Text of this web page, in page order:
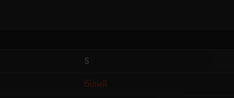
S
білий